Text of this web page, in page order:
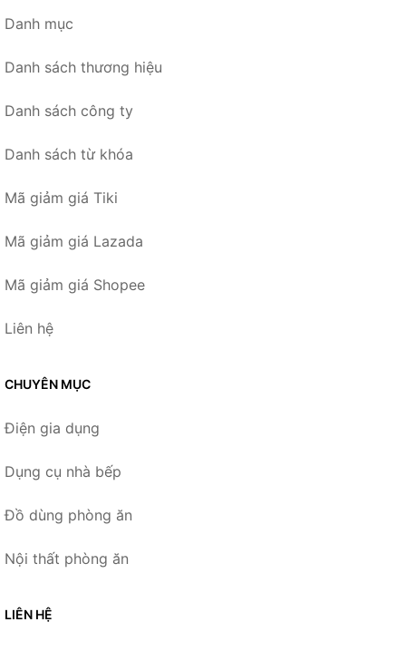
Danh mục
Danh sách thương hiệu
Danh sách công ty
Danh sách từ khóa
Mã giảm giá Tiki
Mã giảm giá Lazada
Mã giảm giá Shopee
Liên hệ
CHUYÊN MỤC
Điện gia dụng
Dụng cụ nhà bếp
Đồ dùng phòng ăn
Nội thất phòng ăn
LIÊN HỆ